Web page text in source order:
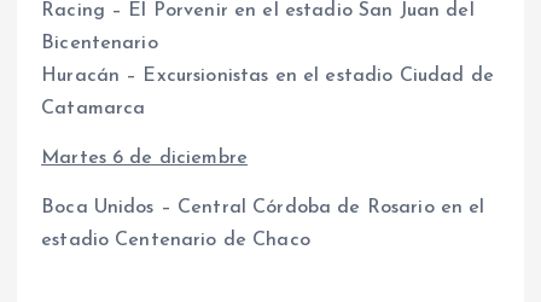
Racing – El Porvenir en el estadio San Juan del
Bicentenario
Huracán – Excursionistas en el estadio Ciudad de
Catamarca
Martes 6 de diciembre
Boca Unidos – Central Córdoba de Rosario en el
estadio Centenario de Chaco